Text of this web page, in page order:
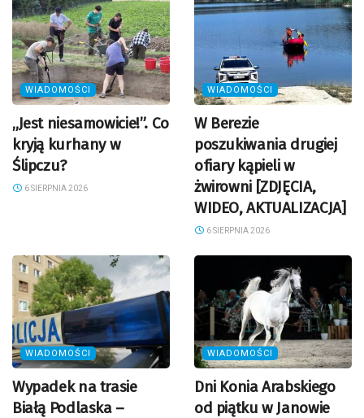
WIADOMOŚCI
„Jest niesamowicie!”. Co
kryją kurhany w
Ślipczu?
6 SIERPNIA 2026
WIADOMOŚCI
W Berezie
poszukiwania drugiej
ofiary kąpieli w
żwirowni [ZDJĘCIA,
WIDEO, AKTUALIZACJA]
6 SIERPNIA 2026
WIADOMOŚCI
Wypadek na trasie
Białą Podlaska –
WIADOMOŚCI
Dni Konia Arabskiego
od piątku w Janowie